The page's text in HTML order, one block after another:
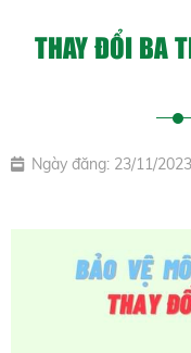
THAY ĐỔI BA
Ngày đăng: 23/11/